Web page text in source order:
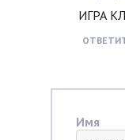
ИГРА
Имя